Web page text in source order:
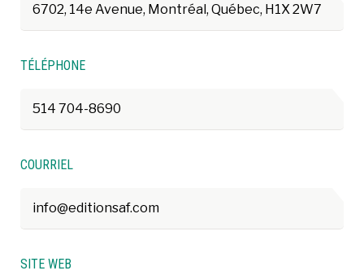
6702, 14e Avenue, Montréal, Québec, H1X 2W7
TÉLÉPHONE
514 704-8690
COURRIEL
info@editionsaf.com
SITE WEB